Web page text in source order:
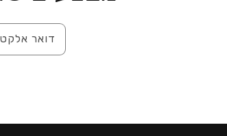
דואר